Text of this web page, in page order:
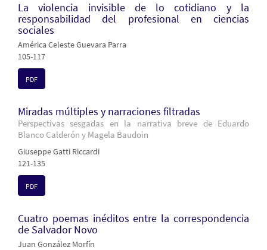
La violencia invisible de lo cotidiano y la
responsabilidad del profesional en ciencias
sociales
América Celeste Guevara Parra
105-117
PDF
Miradas múltiples y narraciones filtradas
Perspectivas sesgadas en la narrativa breve de Eduardo
Blanco Calderón y Magela Baudoin
Giuseppe Gatti Riccardi
121-135
PDF
Cuatro poemas inéditos entre la correspondencia
de Salvador Novo
Juan González Morfín